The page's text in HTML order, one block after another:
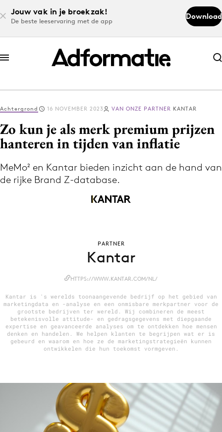
Jouw vak in je broekzak!
De beste leeservaring met de app
Download
Abonneer nu
Abonneer nu
Log in
Download de app
Volg het laatste nieuws via de Adformatie
Nieuws app
9 sept: GenAI-training
12 nov: MarketingLive!
Adverteren
Events
Academy
Achtergrond 16 NOVEMBER 2023 VAN ONZE PARTNER KANTAR
Zo kun je als merk premium prijzen
hanteren in tijden van inflatie
MeMo² en Kantar bieden inzicht aan de hand van
de rijke Brand Z-database.
PARTNER
Kantar
HTTPS://WWW.KANTAR.COM/NL/
Kantar is 's werelds toonaangevende bedrijf op het gebied van
marketingdata en -analyse en een onmisbare merkpartner voor de
grootste bedrijven ter wereld. Wij combineren de meest
betekenisvolle attitude- en gedragsgegevens met diepgaande
expertise en geavanceerde analyses om te ontdekken hoe mensen
denken en handelen. We helpen klanten te begrijpen wat er is
gebeurd en waarom en hoe ze de marketingstrategieën kunnen
ontwikkelen die hun toekomst vormgeven.